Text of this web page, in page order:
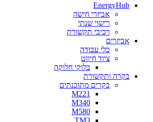
EnergyHub
אביזרי חישה
רישוי שנתי
רכיבי תקשורת
אביזרים
כלי עבודה
ציוד חיווט
בלוקי חלוקה
בקרה ותקשורת
בקרים מתוכנתים
M221
M340
M580
TM3